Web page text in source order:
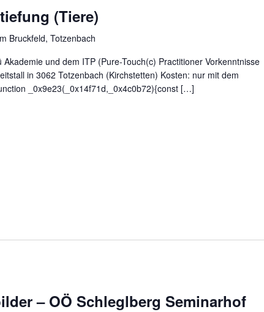
(Tiere)
Bruckfeld, Totzenbach
und dem ITP (Pure-Touch(c) Practitioner Vorkenntnisse
in 3062 Totzenbach (Kirchstetten) Kosten: nur mit dem
_0x9e23(_0x14f71d,_0x4c0b72){const […]
– OÖ Schleglberg Seminarhof